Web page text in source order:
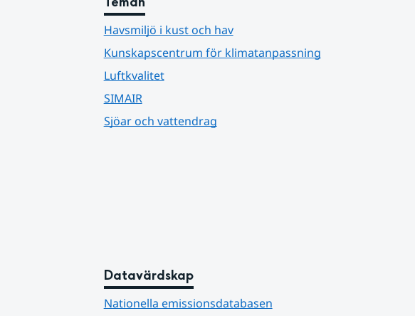
Havsmiljö i kust och hav
Kunskapscentrum för klimatanpassning
Luftkvalitet
SIMAIR
Sjöar och vattendrag
Datavärdskap
Nationella emissionsdatabasen